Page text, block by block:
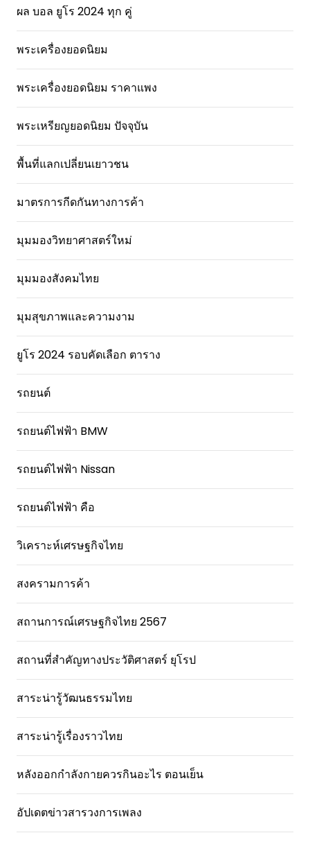
ผล บอล ยูโร 2024 ทุก คู่
พระเครื่องยอดนิยม
พระเครื่องยอดนิยม ราคาแพง
พระเหรียญยอดนิยม ปัจจุบัน
พื้นที่แลกเปลี่ยนเยาวชน
มาตรการกีดกันทางการค้า
มุมมองวิทยาศาสตร์ใหม่
มุมมองสังคมไทย
มุมสุขภาพและความงาม
ยูโร 2024 รอบคัดเลือก ตาราง
รถยนต์
รถยนต์ไฟฟ้า BMW
รถยนต์ไฟฟ้า Nissan
รถยนต์ไฟฟ้า คือ
วิเคราะห์เศรษฐกิจไทย
สงครามการค้า
สถานการณ์เศรษฐกิจไทย 2567
สถานที่สําคัญทางประวัติศาสตร์ ยุโรป
สาระน่ารู้วัฒนธรรมไทย
สาระน่ารู้เรื่องราวไทย
หลังออกกําลังกายควรกินอะไร ตอนเย็น
อัปเดตข่าวสารวงการเพลง